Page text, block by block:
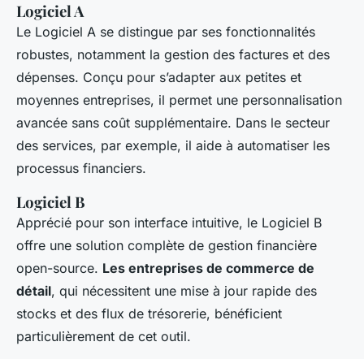
Logiciel A
Le Logiciel A se distingue par ses fonctionnalités
robustes, notamment la gestion des factures et des
dépenses. Conçu pour s’adapter aux petites et
moyennes entreprises, il permet une personnalisation
avancée sans coût supplémentaire. Dans le secteur
des services, par exemple, il aide à automatiser les
processus financiers.
Logiciel B
Apprécié pour son interface intuitive, le Logiciel B
offre une solution complète de gestion financière
open-source. Les entreprises de commerce de
détail, qui nécessitent une mise à jour rapide des
stocks et des flux de trésorerie, bénéficient
particulièrement de cet outil.